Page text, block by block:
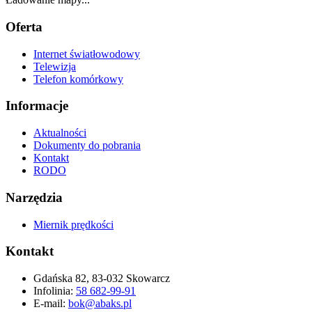
Oferta
Internet światłowodowy
Telewizja
Telefon komórkowy
Informacje
Aktualności
Dokumenty do pobrania
Kontakt
RODO
Narzędzia
Miernik prędkości
Kontakt
Gdańska 82, 83-032 Skowarcz
Infolinia: 58 682-99-91
E-mail: bok@abaks.pl